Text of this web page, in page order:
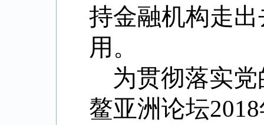
持金融机构走
用。
为贯彻落实
鳌亚洲论坛2018